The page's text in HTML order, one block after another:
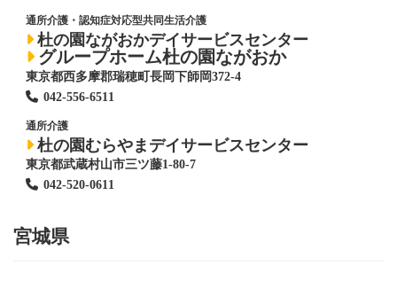
通所介護・認知症対応型共同生活介護
杜の園ながおかデイサービスセンター
グループホーム杜の園ながおか
東京都西多摩郡瑞穂町長岡下師岡372-4
042-556-6511
通所介護
杜の園むらやまデイサービスセンター
東京都武蔵村山市三ツ藤1-80-7
042-520-0611
宮城県